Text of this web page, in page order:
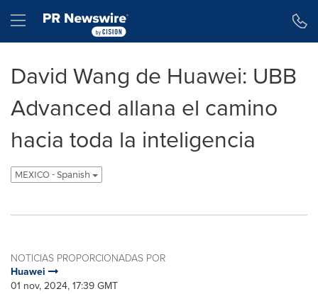
Hamburger menu
David Wang de Huawei: UBB
Advanced allana el camino
hacia toda la inteligencia
MEXICO - Spanish
NOTICIAS PROPORCIONADAS POR
Huawei
01 nov, 2024, 17:39 GMT